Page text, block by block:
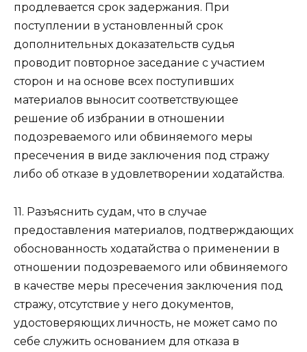
продлевается срок задержания. При
поступлении в установленный срок
дополнительных доказательств судья
проводит повторное заседание с участием
сторон и на основе всех поступивших
материалов выносит соответствующее
решение об избрании в отношении
подозреваемого или обвиняемого меры
пресечения в виде заключения под стражу
либо об отказе в удовлетворении ходатайства.
11. Разъяснить судам, что в случае
предоставления материалов, подтверждающих
обоснованность ходатайства о применении в
отношении подозреваемого или обвиняемого
в качестве меры пресечения заключения под
стражу, отсутствие у него документов,
удостоверяющих личность, не может само по
себе служить основанием для отказа в